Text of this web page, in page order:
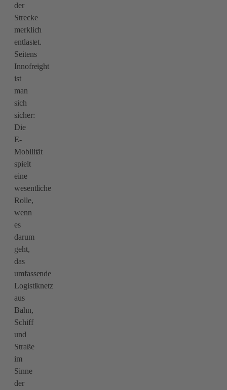
der
Strecke
merklich
entlastet.
Seitens
Innofreight
ist
man
sich
sicher:
Die
E-
Mobilität
spielt
eine
wesentliche
Rolle,
wenn
es
darum
geht,
das
umfassende
Logistiknetz
aus
Bahn,
Schiff
und
Straße
im
Sinne
der